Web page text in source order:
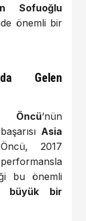
Sofuoğlu
önemli bir
Gelen
Öncü’nün
Asia
2017
bu önemli
büyük bir